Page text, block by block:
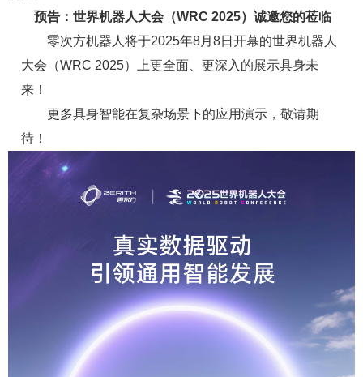
预告：世界机器人大会（WRC 2025）诚邀您的莅临
零次方机器人将于2025年8月8日开幕的世界机器人
大会（WRC 2025）上更全面、更深入的展示具身未
来！
更多具身智能在复杂场景下的应用演示，敬请期
待！